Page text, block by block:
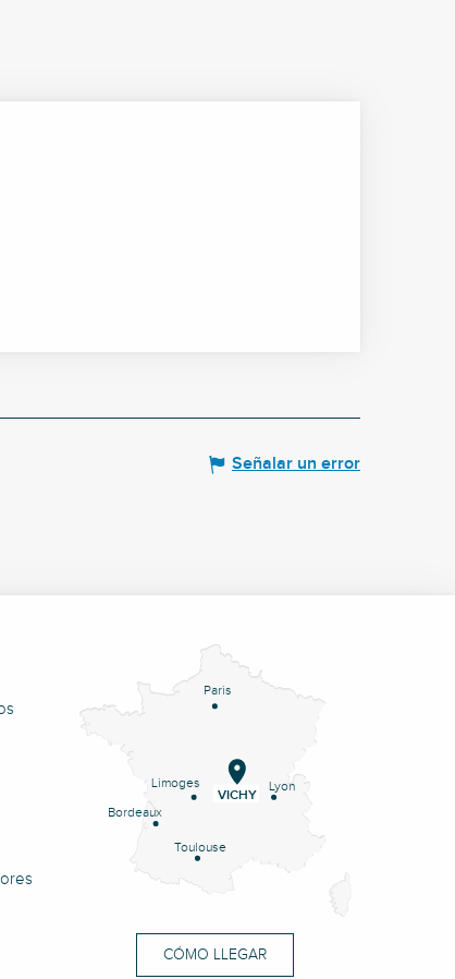
Señalar un error
Paris
Lyon
Limoges
Bordeaux
Toulouse
VICHY
CÓMO LLEGAR